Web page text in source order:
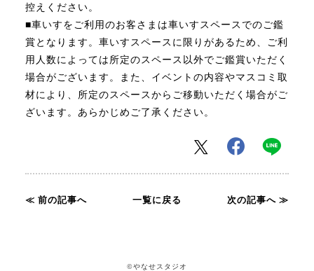
控えください。
■車いすをご利用のお客さまは車いすスペースでのご鑑
賞となります。車いすスペースに限りがあるため、ご利
用人数によっては所定のスペース以外でご鑑賞いただく
場合がございます。また、イベントの内容やマスコミ取
材により、所定のスペースからご移動いただく場合がご
ざいます。あらかじめご了承ください。
≪ 前の記事へ 一覧に戻る 次の記事へ ≫
©やなせスタジオ